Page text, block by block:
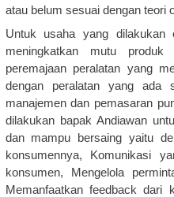
atau belum sesuai dengan teori
Untuk usaha yang dilakukan
meningkatkan mutu
peremajaan peralatan yang
dengan peralatan yang
manajemen dan pemasaran
dilakukan bapak Andiawan
dan mampu bersaing yaitu
konsumennya, Komunikasi
konsumen, Mengelola
Memanfaatkan feedback dari